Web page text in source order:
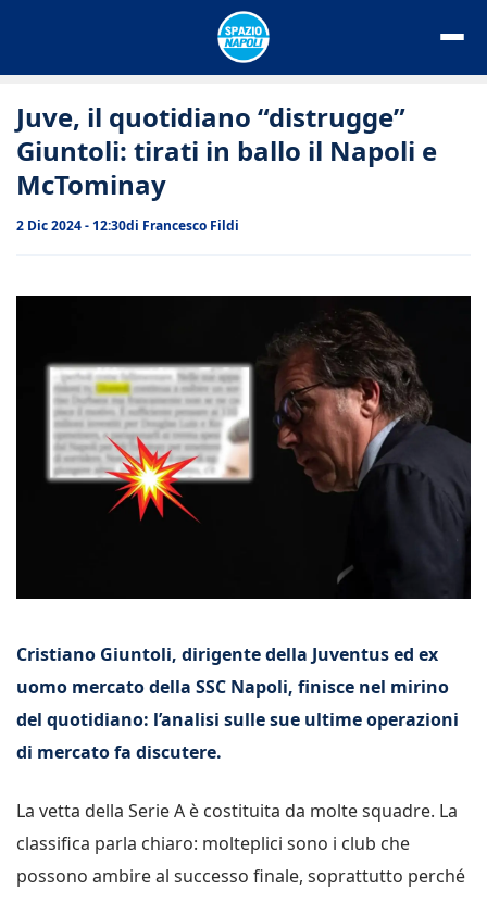
Juve, il quotidiano “distrugge”
Giuntoli: tirati in ballo il Napoli e
McTominay
2 Dic 2024 - 12:30di Francesco Fildi
Cristiano Giuntoli, dirigente della Juventus ed ex
uomo mercato della SSC Napoli, finisce nel mirino
del quotidiano: l’analisi sulle sue ultime operazioni
di mercato fa discutere.
La vetta della Serie A è costituita da molte squadre. La
classifica parla chiaro: molteplici sono i club che
possono ambire al successo finale, soprattutto perché